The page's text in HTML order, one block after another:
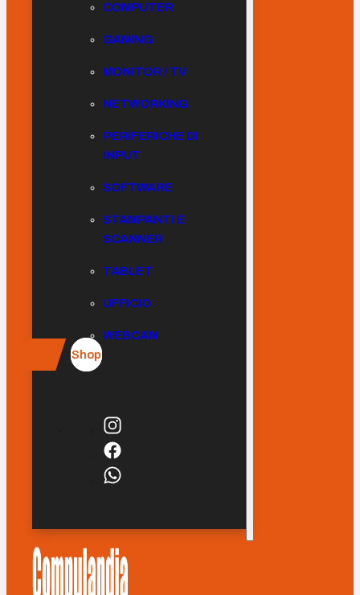
COMPUTER
GAMING
MONITOR / TV
NETWORKING
PERIFERICHE DI
INPUT
SOFTWARE
STAMPANTI E
SCANNER
TABLET
UFFICIO
WEBCAM
Shop